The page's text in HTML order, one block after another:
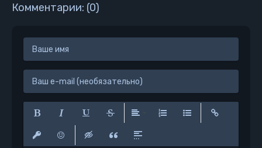
Комментарии: (0)
Полужирный
Курсив Подчеркнутый